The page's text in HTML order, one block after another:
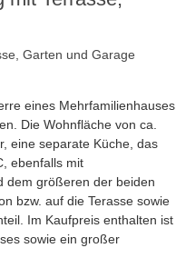
eines Mehrfamilienhauses
Die Wohnfläche von ca.
eine separate Küche, das
ebenfalls mit
dem größeren der beiden
bzw. auf die Terasse sowie
Im Kaufpreis enthalten ist
sowie ein großer